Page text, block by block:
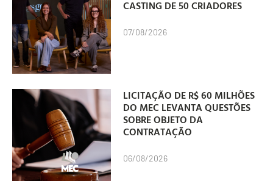
CASTING DE 50 CRIADORES
07/08/2026
LICITAÇÃO DE R$ 60 MILHÕES
DO MEC LEVANTA QUESTÕES
SOBRE OBJETO DA
CONTRATAÇÃO
06/08/2026